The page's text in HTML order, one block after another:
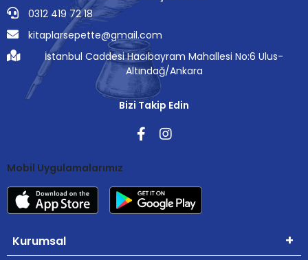
0312 419 72 18
kitaplarsepette@gmail.com
İstanbul Caddesi Hacıbayram Mahallesi No:6 Ulus-
Altındağ/Ankara
Bizi Takip Edin
Mobil Uygulamalarımız
Kurumsal